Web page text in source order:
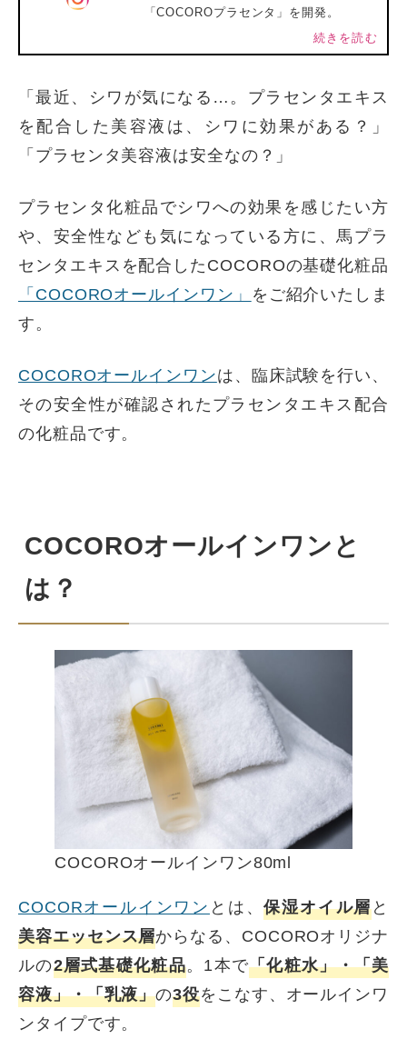
「COCOROプラセンタ」を開発。
続きを読む
「最近、シワが気になる…。プラセンタエキス
を配合した美容液は、シワに効果がある？」
「プラセンタ美容液は安全なの？」
プラセンタ化粧品でシワへの効果を感じたい方
や、安全性なども気になっている方に、馬プラ
センタエキスを配合したCOCOROの基礎化粧品
「COCOROオールインワン」
をご紹介いたしま
す。
COCOROオールインワンは、臨床試験を行い、
その安全性が確認されたプラセンタエキス配合
の化粧品です。
COCOROオールインワンと
は？
COCOROオールインワン80ml
COCORオールインワン とは、保湿オイル層と
美容エッセンス層からなる、COCOROオリジナ
ルの2層式基礎化粧品。1本で「化粧水」・「美
容液」・「乳液」の3役をこなす、オールインワ
ンタイプです。